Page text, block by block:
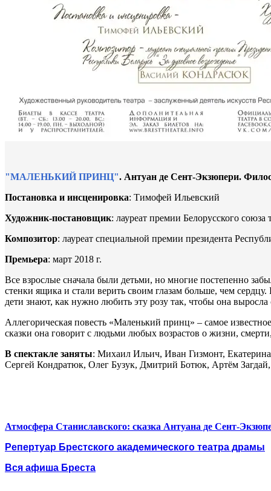
"МАЛЕНЬКИЙ ПРИНЦ". Антуан де Сент-Экзюпери.
Постановка и инсценировка: Тимофей Ильевский
Художник-постановщик: лауреат премии Белорусского
Композитор: лауреат специальной премии президента
Премьера: март 2018 г.
Все взрослые сначала были детьми, но многие постепенно
стенки ящика и стали верить своим глазам больше, чем
дети знают, как нужно любить эту розу так, чтобы она выросла
Аллегорическая повесть «Маленький принц» – самое
сказки она говорит с людьми любых возрастов о жизни,
В спектакле заняты: Михаил Ильич, Иван Гизмонт,
Сергей Кондратюк, Олег Бузук, Дмитрий Ботюк, Артём
Атмосфера Станиславского: сказка Антуана де Сент-
Репертуар Брестского академического театра драмы
Вся афиша Бреста